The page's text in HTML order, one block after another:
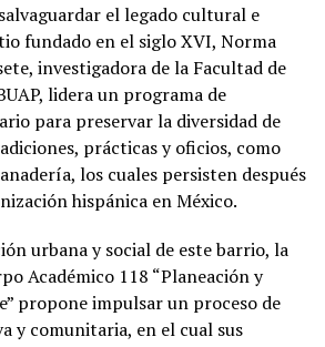
el legado cultural e
fundado en el siglo XVI, Norma
investigadora de la Facultad de
lidera un programa de
para preservar la diversidad de
prácticas y oficios, como
los cuales persisten después
hispánica en México.
urbana y social de este barrio, la
Académico 118 “Planeación y
propone impulsar un proceso de
y comunitaria, en el cual sus